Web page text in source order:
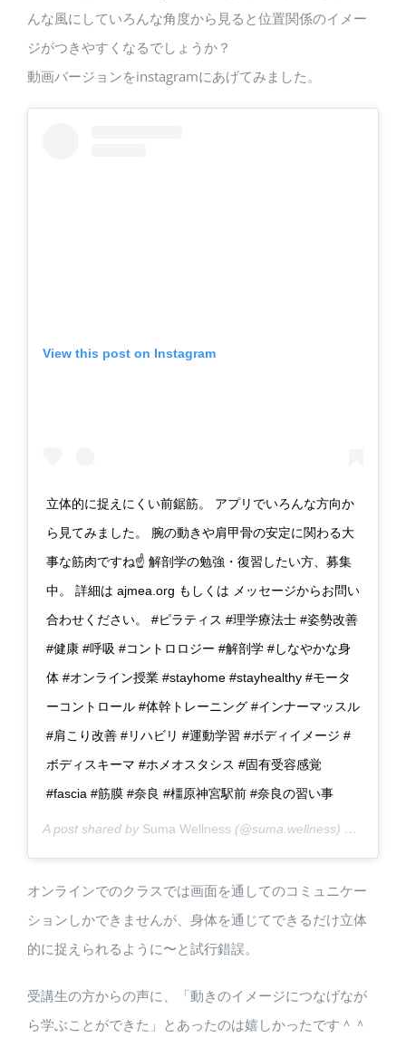
んな風にしていろんな角度から見ると位置関係のイメー
ジがつきやすくなるでしょうか？
動画バージョンをinstagramにあげてみました。
View this post on Instagram
立体的に捉えにくい前鋸筋。 アプリでいろんな方向か
ら見てみました。 腕の動きや肩甲骨の安定に関わる大
事な筋肉ですね☝️ 解剖学の勉強・復習したい方、募集
中。 詳細は ajmea.org もしくは メッセージからお問い
合わせください。 #ピラティス #理学療法士 #姿勢改善
#健康 #呼吸 #コントロロジー #解剖学 #しなやかな身
体 #オンライン授業 #stayhome #stayhealthy #モータ
ーコントロール #体幹トレーニング #インナーマッスル
#肩こり改善 #リハビリ #運動学習 #ボディイメージ #
ボディスキーマ #ホメオスタシス #固有受容感覚
#fascia #筋膜 #奈良 #橿原神宮駅前 #奈良の習い事
A post shared by Suma Wellness (@suma.wellness) on
オンラインでのクラスでは画面を通してのコミュニケー
ションしかできませんが、身体を通じてできるだけ立体
的に捉えられるように〜と試行錯誤。
受講生の方からの声に、「動きのイメージにつなげなが
ら学ぶことができた」とあったのは嬉しかったです＾＾